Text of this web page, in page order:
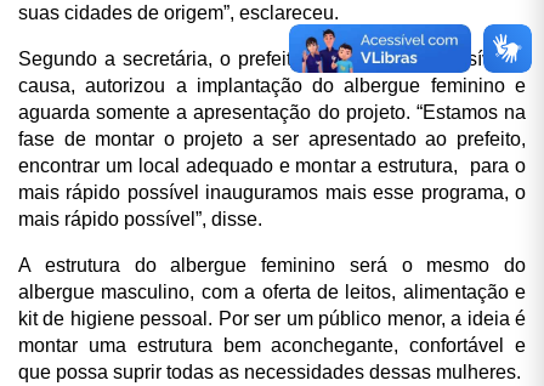
suas cidades de origem”, esclareceu.
Segundo a secretária, o prefeito Assis Ramos, sensível a
causa, autorizou a implantação do albergue feminino e
aguarda somente a apresentação do projeto. “Estamos na
fase de montar o projeto a ser apresentado ao prefeito,
encontrar um local adequado e montar a estrutura, para o
mais rápido possível inauguramos mais esse programa, o
mais rápido possível”, disse.
A estrutura do albergue feminino será o mesmo do
albergue masculino, com a oferta de leitos, alimentação e
kit de higiene pessoal. Por ser um público menor, a ideia é
montar uma estrutura bem aconchegante, confortável e
que possa suprir todas as necessidades dessas mulheres.